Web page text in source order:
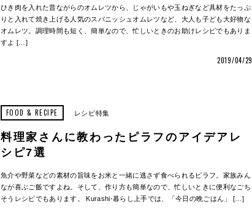
ひき肉を入れた昔ながらのオムレツから、じゃがいもや玉ねぎなど具材をたっぷ
りと入れて焼き上げる人気のスパニッシュオムレツなど、大人も子ども大好物な
オムレツ。調理時間も短く、簡単なので、忙しいときのお助けレシピでもありま
すよ […]
2019/04/29
FOOD & RECIPE レシピ特集
料理家さんに教わったピラフのアイデアレ
シピ7選
魚介や野菜などの素材の旨味をお米と一緒に逃さず食べられるピラフ。家族みん
なが喜ぶご飯ですよね。そして、作り方も簡単なので、忙しいときに便利なごち
そうレシピでもあります。 Kurashi-暮らし上手では、「今日の晩ごはん」 […]